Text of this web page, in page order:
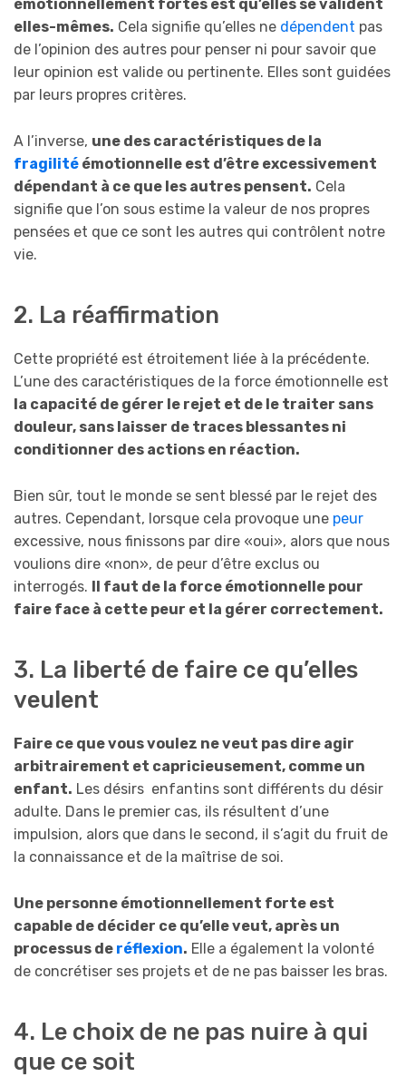
émotionnellement fortes est qu’elles se valident
elles-mêmes. Cela signifie qu’elles ne dépendent pas
de l’opinion des autres pour penser ni pour savoir que
leur opinion est valide ou pertinente. Elles sont guidées
par leurs propres critères.
A l’inverse, une des caractéristiques de la
fragilité émotionnelle est d’être excessivement
dépendant à ce que les autres pensent. Cela
signifie que l’on sous estime la valeur de nos propres
pensées et que ce sont les autres qui contrôlent notre
vie.
2. La réaffirmation
Cette propriété est étroitement liée à la précédente.
L’une des caractéristiques de la force émotionnelle est
la capacité de gérer le rejet et de le traiter sans
douleur, sans laisser de traces blessantes ni
conditionner des actions en réaction.
Bien sûr, tout le monde se sent blessé par le rejet des
autres. Cependant, lorsque cela provoque une peur
excessive, nous finissons par dire «oui», alors que nous
voulions dire «non», de peur d’être exclus ou
interrogés. Il faut de la force émotionnelle pour
faire face à cette peur et la gérer correctement.
3. La liberté de faire ce qu’elles
veulent
Faire ce que vous voulez ne veut pas dire agir
arbitrairement et capricieusement, comme un
enfant. Les désirs enfantins sont différents du désir
adulte. Dans le premier cas, ils résultent d’une
impulsion, alors que dans le second, il s’agit du fruit de
la connaissance et de la maîtrise de soi.
Une personne émotionnellement forte est
capable de décider ce qu’elle veut, après un
processus de réflexion. Elle a également la volonté
de concrétiser ses projets et de ne pas baisser les bras.
4. Le choix de ne pas nuire à qui
que ce soit